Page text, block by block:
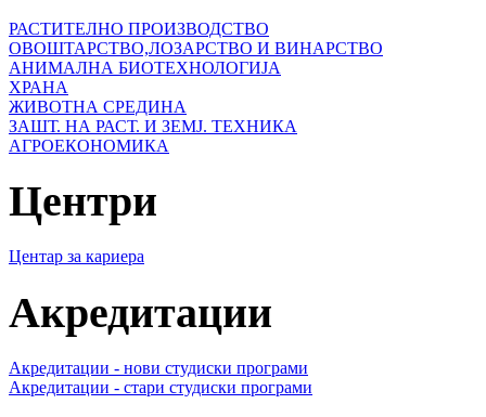
РАСТИТЕЛНО ПРОИЗВОДСТВО
ОВОШТАРСТВО,ЛОЗАРСТВО И ВИНАРСТВО
АНИМАЛНА БИОТЕХНОЛОГИЈА
ХРАНА
ЖИВОТНА СРЕДИНА
ЗАШТ. НА РАСТ. И ЗЕМЈ. ТЕХНИКА
АГРОЕКОНОМИКА
Центри
Центар за кариера
Акредитации
Акредитации - нови студиски програми
Акредитации - стари студиски програми